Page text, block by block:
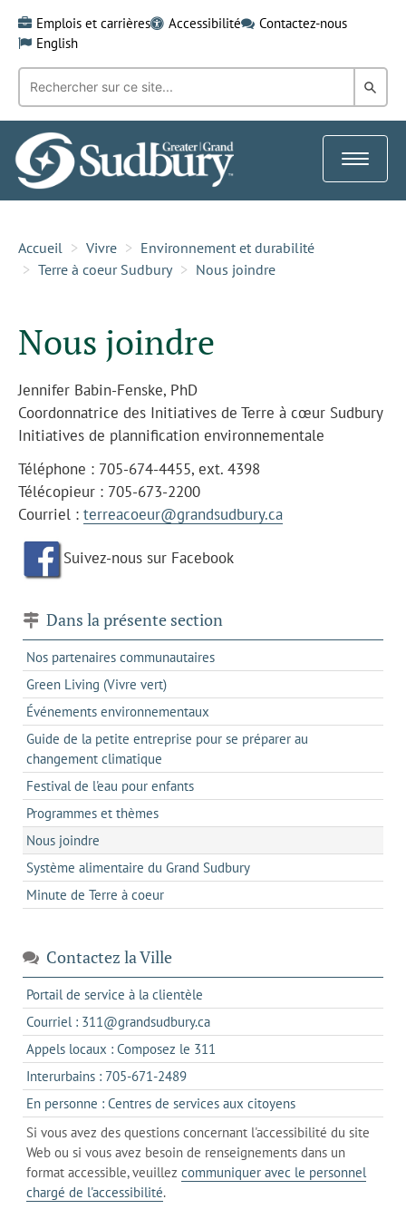
content
Emplois et carrières Accessibilité
Contactez-nous
English
Recherche
mot-
clé:
dans
Toggle
Accueil Vivre
Environnement et durabilité
Terre à coeur Sudbury
Nous joindre
Nous joindre
Jennifer Babin-Fenske, PhD
Coordonnatrice des Initiatives de Terre à cœur Sudbury
Initiatives de plannification environnementale
Téléphone : 705-674-4455, ext. 4398
Télécopieur : 705-673-2200
Courriel : terreacoeur@grandsudbury.ca
Suivez-nous sur Facebook
Dans la présente section
Nos partenaires communautaires
Green Living (Vivre vert)
Événements environnementaux
Guide de la petite entreprise pour se préparer au
changement climatique
Festival de l'eau pour enfants
Programmes et thèmes
Nous joindre
Système alimentaire du Grand Sudbury
Minute de Terre à coeur
Contactez la Ville
Portail de service à la clientèle
dans
un
nouvel
Courriel : 311@grandsudbury.cas'ouvre
dans
votre
de
messagerie
Appels locaux : Composez le 311
dans
un
client
de
votre
téléphone
Interurbains : 705-671-2489s'ouvre
dans
un
client
de
votre
En personne : Centres de services aux citoyenss'ouvre
dans
l'onglet
actuel
Si vous avez des questions concernant l'accessibilité du site
Web ou si vous avez besoin de renseignements dans un
format accessible, veuillez communiquer avec le personnel
chargé de l'accessibilité.